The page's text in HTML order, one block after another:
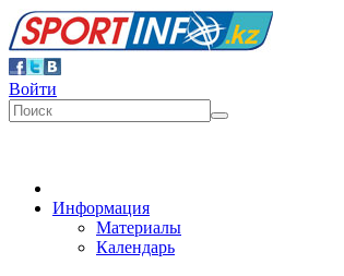
Войти
Информация
Материалы
Календарь